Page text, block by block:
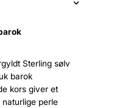
Sterling sølv
barok
kors giver et
perle